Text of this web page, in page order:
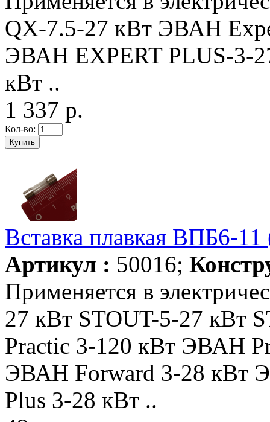
QX-7.5-27 кВт ЭВАН
ЭВАН EXPERT PLUS-3-
кВт ..
1 337 р.
Кол-во:
Вставка плавкая ВПБ6-
Артикул : 50016;
Применяется в
27 кВт STOUT-5-27 кВт
Practic 3-120 кВт ЭВАН
ЭВАН Forward 3-28 кВт
Plus 3-28 кВт ..